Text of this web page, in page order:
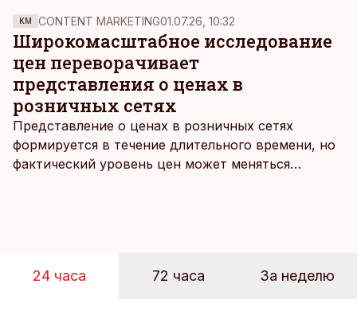
KM CONTENT MARKETING01.07.26, 10:32
Широкомасштабное исследование
цен переворачивает
представления о ценах в
розничных сетях
Представление о ценах в розничных сетях
формируется в течение длительного времени, но
фактический уровень цен может меняться
24 часа 72 часа За неделю